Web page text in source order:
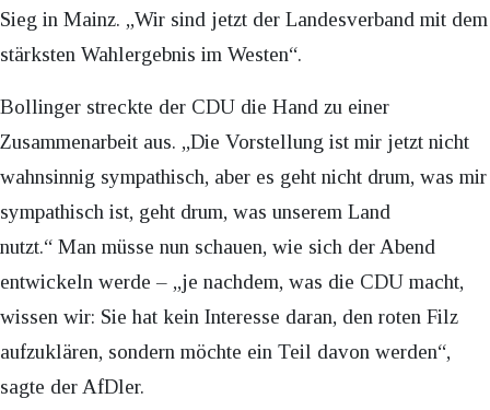
Sieg in Mainz. „Wir sind jetzt der Landesverband mit dem
stärksten Wahlergebnis im Westen“.
Bollinger streckte der CDU die Hand zu einer
Zusammenarbeit aus. „Die Vorstellung ist mir jetzt nicht
wahnsinnig sympathisch, aber es geht nicht drum, was mir
sympathisch ist, geht drum, was unserem Land
nutzt.“ Man müsse nun schauen, wie sich der Abend
entwickeln werde – „je nachdem, was die CDU macht,
wissen wir: Sie hat kein Interesse daran, den roten Filz
aufzuklären, sondern möchte ein Teil davon werden“,
sagte der AfDler.